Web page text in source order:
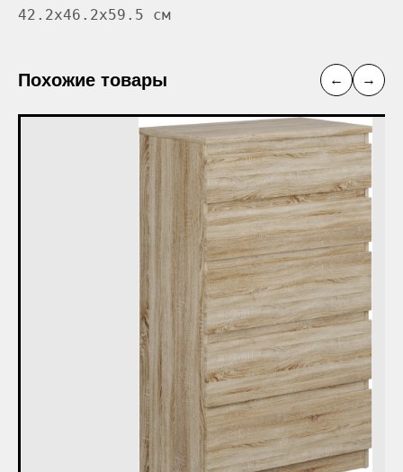
42.2x46.2x59.5 см
Похожие товары ← →